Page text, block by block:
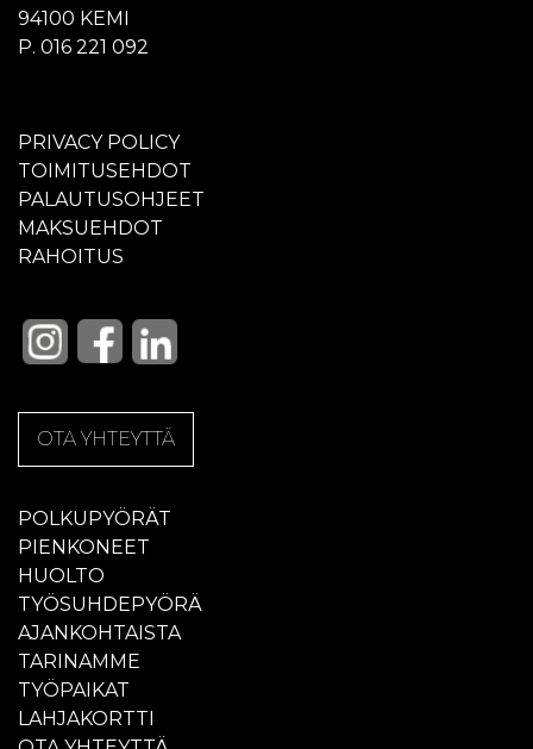
94100 KEMI
P. 016 221 092
PRIVACY POLICY
TOIMITUSEHDOT
PALAUTUSOHJEET
MAKSUEHDOT
RAHOITUS
OTA YHTEYTTÄ
POLKUPYÖRÄT
PIENKONEET
HUOLTO
TYÖSUHDEPYÖRÄ
AJANKOHTAISTA
TARINAMME
TYÖPAIKAT
LAHJAKORTTI